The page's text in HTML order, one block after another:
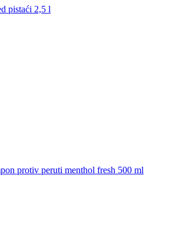
pistaći 2,5 l
protiv peruti menthol fresh 500 ml